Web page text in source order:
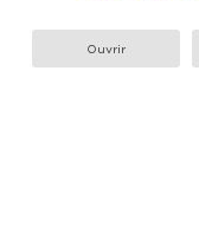
Ouvrir